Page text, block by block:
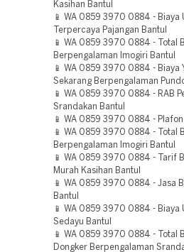
Kasihan Bantul
📱 WA 0859 3970 0884 - Biaya
Terpercaya Pajangan Bantul
📱 WA 0859 3970 0884 - Total
Berpengalaman Imogiri Bantul
📱 WA 0859 3970 0884 - Biaya
Sekarang Berpengalaman
📱 WA 0859 3970 0884 - RAB
Srandakan Bantul
📱 WA 0859 3970 0884 -
📱 WA 0859 3970 0884 - Total
Berpengalaman Imogiri Bantul
📱 WA 0859 3970 0884 - Tarif
Murah Kasihan Bantul
📱 WA 0859 3970 0884 - Jasa
Bantul
📱 WA 0859 3970 0884 - Biaya
Sedayu Bantul
📱 WA 0859 3970 0884 - Total
Dongker Berpengalaman